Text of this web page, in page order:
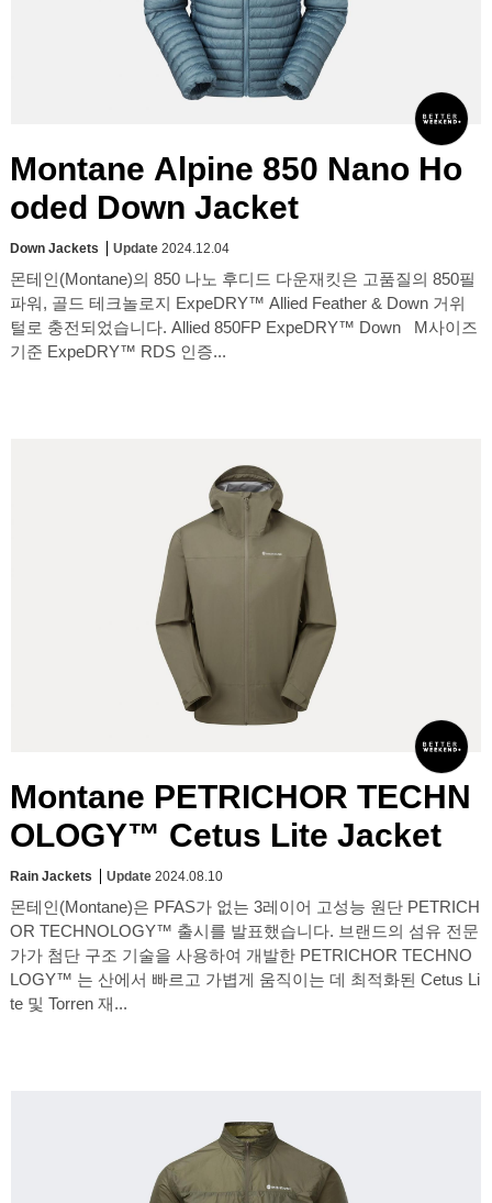
Montane Alpine 850 Nano Ho
oded Down Jacket
Down Jackets Update 2024.12.04
몬테인(Montane)의 850 나노 후디드 다운재킷은 고품질의 850필
파워, 골드 테크놀로지 ExpeDRY™ Allied Feather & Down 거위
털로 충전되었습니다. Allied 850FP ExpeDRY™ Down M사이즈
기준 ExpeDRY™ RDS 인증...
Montane PETRICHOR TECHN
OLOGY™ Cetus Lite Jacket
Rain Jackets Update 2024.08.10
몬테인(Montane)은 PFAS가 없는 3레이어 고성능 원단 PETRICH
OR TECHNOLOGY™ 출시를 발표했습니다. 브랜드의 섬유 전문
가가 첨단 구조 기술을 사용하여 개발한 PETRICHOR TECHNO
LOGY™ 는 산에서 빠르고 가볍게 움직이는 데 최적화된 Cetus Li
te 및 Torren 재...